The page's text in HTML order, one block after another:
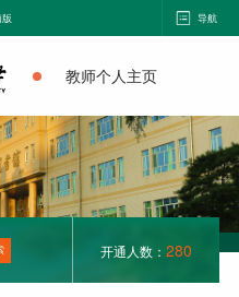
导航
教师个人主页
开通人数： 280